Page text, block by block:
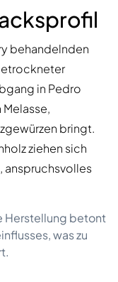
behandelnden
in Pedro
bringt.
ziehen sich
anspruchsvolles
Herstellung betont
was zu